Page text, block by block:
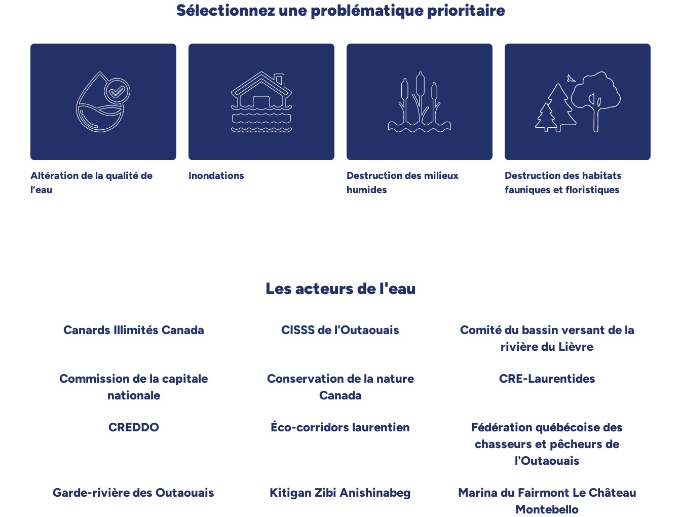
Sélectionnez une problématique prioritaire
Altération de la qualité de
l’eau
Inondations
Destruction des milieux
humides
Destruction des habitats
fauniques et floristiques
Les acteurs de l'eau
Canards Illimités Canada CISSS de l'Outaouais
Comité du bassin versant de la
rivière du Lièvre
Commission de la capitale
nationale
Conservation de la nature
Canada
CRE-Laurentides
CREDDO Éco-corridors laurentien
Fédération québécoise des
chasseurs et pêcheurs de
l'Outaouais
Garde-rivière des Outaouais Kitigan Zibi Anishinabeg
Marina du Fairmont Le Château
Montebello